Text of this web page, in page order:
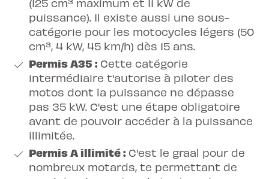
(125 cm³ maximum et 11 kW de
puissance). Il existe aussi une sous-
catégorie pour les motocycles légers (50
cm³, 4 kW, 45 km/h) dès 15 ans.
Permis A35 : Cette catégorie
intermédiaire t'autorise à piloter des
motos dont la puissance ne dépasse
pas 35 kW. C'est une étape obligatoire
avant de pouvoir accéder à la puissance
illimitée.
Permis A illimité : C'est le graal pour de
nombreux motards, te permettant de